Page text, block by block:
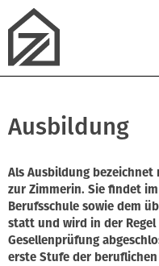
Ausbildung
Als Ausbildung bezeichnet
zur Zimmerin. Sie findet
Berufsschule sowie dem
statt und wird in der
Gesellenprüfung
erste Stufe der